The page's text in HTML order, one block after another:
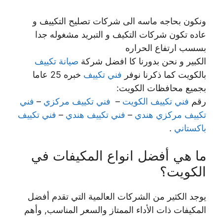
ونكون بحاجه ماسه الى شركات تصليح التكييف و
عاده تكون شركات التكيف و التبريد مشغوله جدا
بسسب ارتفاع الحراره
الكبير و نحن بدورنا كا افضل شركة صيانة تكييف
بالكويت كما ذكرنا نوفر فني تكييف
خبره 25 عاما
بجميع محافظات الكويت:
رقم فني تكييف الكويت – فني تكييف مركزي – فني
تكييف مركزي هندي – فني تكييف هندي – فني تكييف
باكستاني .
ما هي أفضل انواع المكيفات في
الكويت؟
يوجد الكثير من الشركات العالمية التي تقدم أفضل
المكيفات ذات الأداء الممتاز والسعر المناسب, وأهم